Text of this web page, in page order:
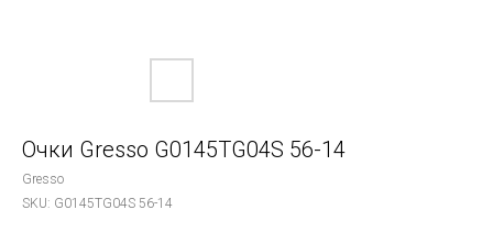
Очки Gresso G0145TG04S 56-14
Gresso
SKU: G0145TG04S 56-14